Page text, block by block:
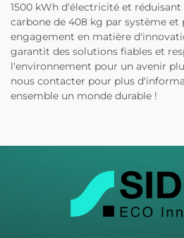
1500 kWh d'électricité et réduisant
carbone de 408 kg par système et
engagement en matière
garantit des solutions fiables et
l'environnement pour un avenir
nous contacter pour plus
ensemble un monde durable !